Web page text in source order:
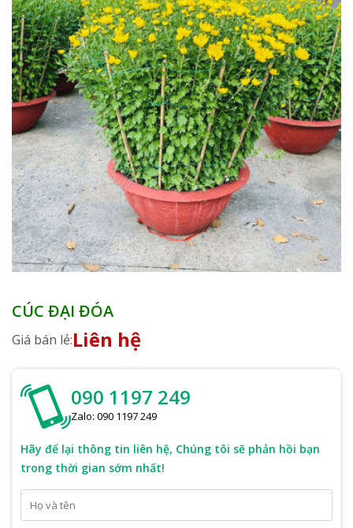
CÚC ĐẠI ĐÓA
Giá bán lẻ:Liên hệ
090 1197 249
Zalo: 090 1197 249
Hãy để lại thông tin liên hệ, Chúng tôi sẽ phản hồi bạn
trong thời gian sớm nhất!